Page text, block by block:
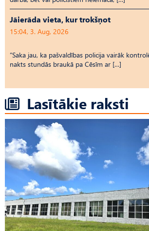
Jāierāda vieta, kur trokšņot
15:04, 3. Aug, 2026
“Saka jau, ka pašvaldības policija vairāk
nakts stundās braukā pa Cēsīm ar […]
Lasītākie raksti